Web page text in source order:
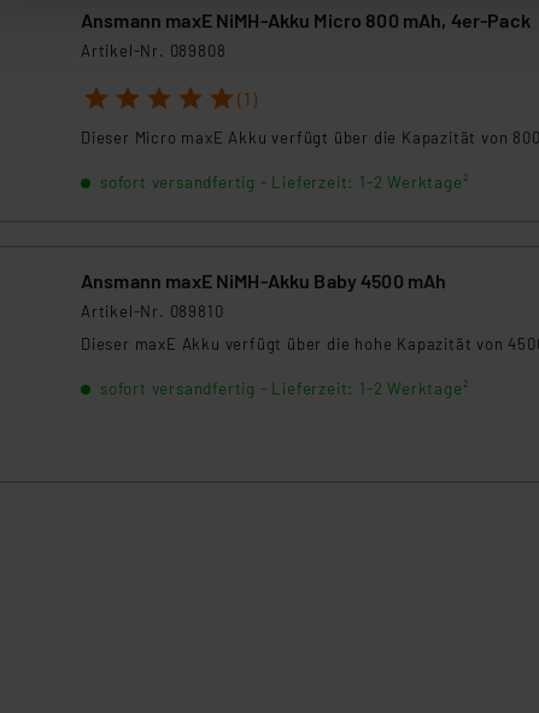
Auswertung und Analyse bis zum Zeitpunkt des Widerrufs bleibt
dazu führen, dass die Einstellungen nicht längerfristig
„Einige Drittanbieter verarbeiten personenbezogene Daten in
dieser Drittanbieter umfasst daher ggf. auch die Verarbeitung Ihrer
Nähere Infos zu diesen Drittanbietern und zu der jeweiligen
Für die USA besteht kein Angemessenheitsbeschluss der EU.
Unsere Kooperation mit diesen Dienstleistern stützt sich auf die
Kommission sowie einer eigenen Beurteilung der mit der
Daten, verbundenen Risiken.“
Impressum| Datenschutzerklärung
Ansmann maxE NiMH-Akku Micro 800 mAh, 4er-Pack
Artikel-Nr. 089808
1 2 3 4 5 (1)
Dieser Micro maxE Akku verfügt über die Kapazität von
sofort versandfertig - Lieferzeit: 1-2 Werktage²
Ansmann maxE NiMH-Akku Baby 4500 mAh
Artikel-Nr. 089810
Dieser maxE Akku verfügt über die hohe Kapazität von
sofort versandfertig - Lieferzeit: 1-2 Werktage²